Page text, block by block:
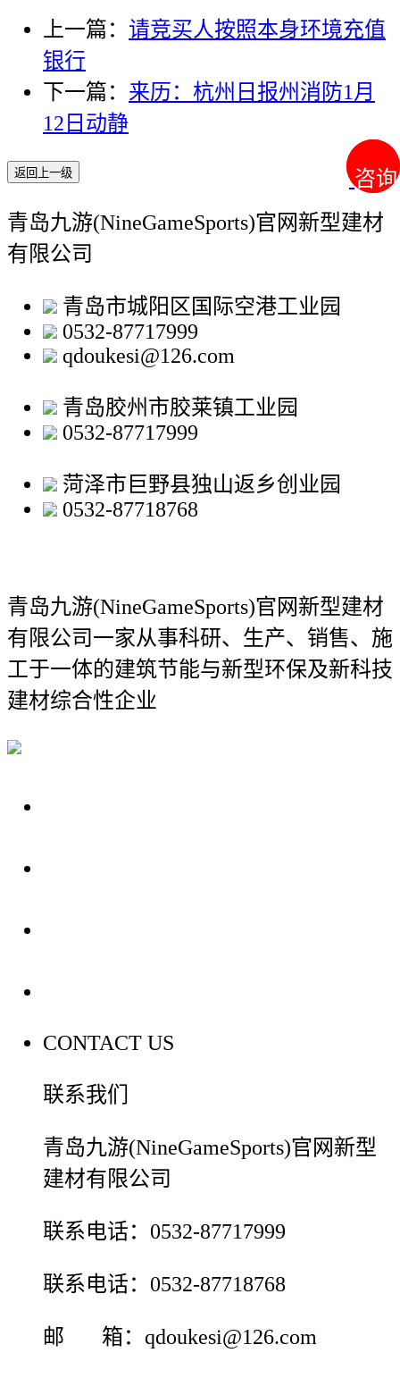
咨询
咨询
上一篇： 请竞买人按照本身环境充值
银行
下一篇： 来历：杭州日报州消防1月
12日动静
返回上一级
青岛九游(NineGameSports)官网新型建材
有限公司
青岛市城阳区国际空港工业园
0532-87717999
qdoukesi@126.com
青岛胶州市胶莱镇工业园
0532-87717999
菏泽市巨野县独山返乡创业园
0532-87718768
青岛九游(NineGameSports)官网新型建材
有限公司一家从事科研、生产、销售、施
工于一体的建筑节能与新型环保及新科技
建材综合性企业
CONTACT US
联系我们
青岛九游(NineGameSports)官网新型
建材有限公司
联系电话：0532-87717999
联系电话：0532-87718768
邮 箱：qdoukesi@126.com